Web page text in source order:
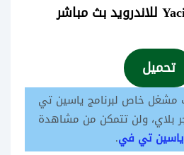
تحميل برنامج Yacine TV للاندرويد بث مباشر
تحميل
مشغل خاص لبرنامج ياسين تي
بلاي، ولن تتمكن من مشاهدة
تي في.